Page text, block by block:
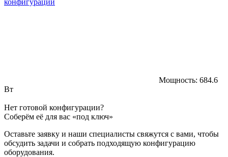
Мощность: 684.6
Вт
Нет готовой конфигурации?
Соберём её для вас «под ключ»
Оставьте заявку и наши специалисты свяжутся с вами, чтобы
обсудить задачи и собрать подходящую конфигурацию
оборудования.